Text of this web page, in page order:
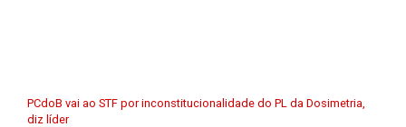
PCdoB vai ao STF por inconstitucionalidade do PL da Dosimetria,
diz líder